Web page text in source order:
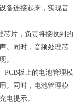
备连接起来，实现音
芯片，负责将接收到的
。同时，音频处理芯
。
PCB板上的电池管理模
。同时，电池管理模
电提示。